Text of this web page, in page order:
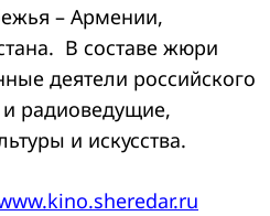
– Армении,
В составе жюри
деятели российского
радиоведущие,
и искусства.